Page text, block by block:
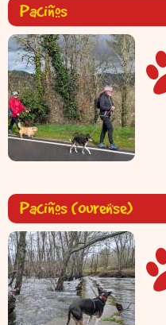
Paciños
Paciños (Ourense)